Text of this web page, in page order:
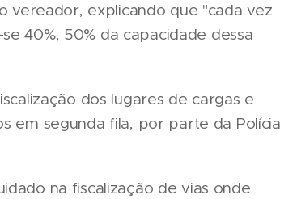
vereador, explicando que "cada vez
40%, 50% da capacidade dessa
dos lugares de cargas e
em segunda fila, por parte da Polícia
na fiscalização de vias onde